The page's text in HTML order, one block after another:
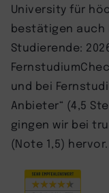
University für
bestätigen auch
Studierende:
und bei
Anbieter“ (4,5
gingen wir bei
(Note 1,5) hervor.